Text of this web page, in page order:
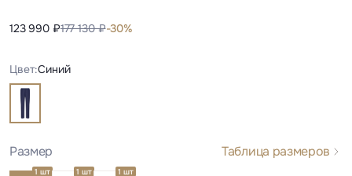
123 990 ₽177 130 ₽-30%
Цвет:Синий
Размер Таблица размеров
1 шт 1 шт 1 шт